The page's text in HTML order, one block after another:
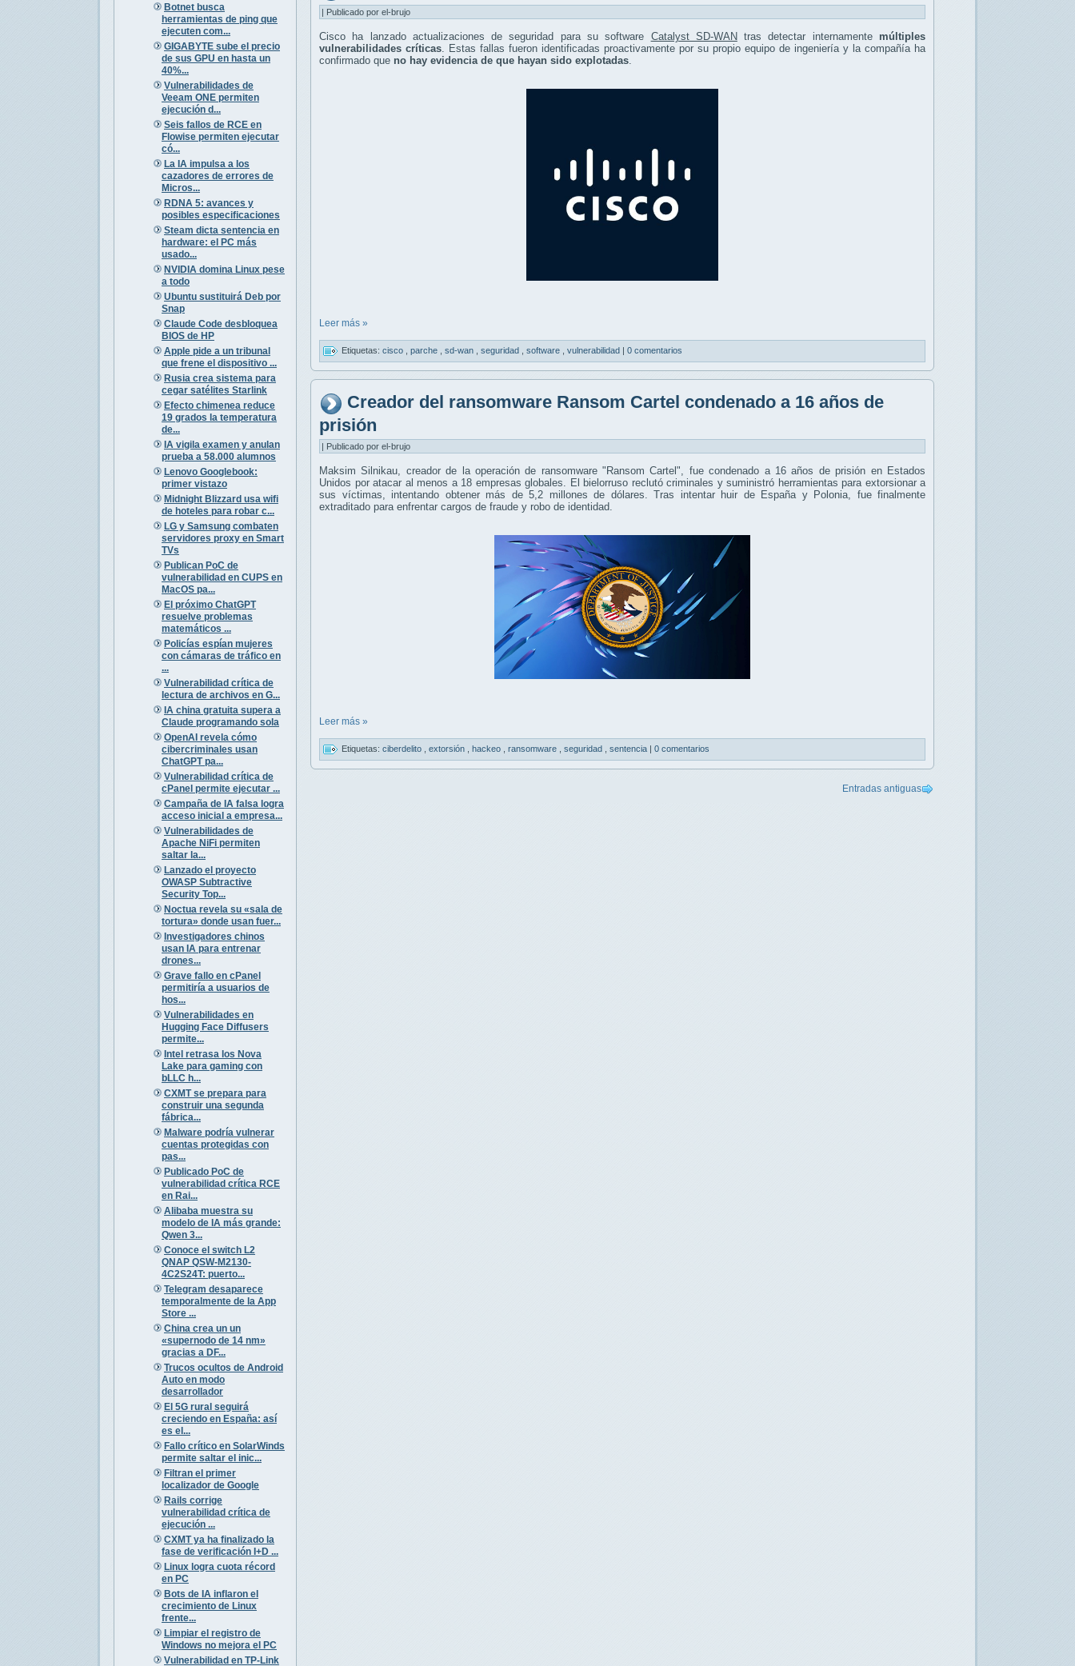
Botnet busca
herramientas de ping que
ejecuten com...
GIGABYTE sube el precio
de sus GPU en hasta un
40%...
Vulnerabilidades de
Veeam ONE permiten
ejecución d...
Seis fallos de RCE en
Flowise permiten ejecutar
có...
La IA impulsa a los
cazadores de errores de
Micros...
RDNA 5: avances y
posibles especificaciones
Steam dicta sentencia en
hardware: el PC más
usado...
NVIDIA domina Linux pese
a todo
Ubuntu sustituirá Deb por
Snap
Claude Code desbloquea
BIOS de HP
Apple pide a un tribunal
que frene el dispositivo ...
Rusia crea sistema para
cegar satélites Starlink
Efecto chimenea reduce
19 grados la temperatura
de...
IA vigila examen y anulan
prueba a 58.000 alumnos
Lenovo Googlebook:
primer vistazo
Midnight Blizzard usa wifi
de hoteles para robar c...
LG y Samsung combaten
servidores proxy en Smart
TVs
Publican PoC de
vulnerabilidad en CUPS en
MacOS pa...
El próximo ChatGPT
resuelve problemas
matemáticos ...
Policías espían mujeres
con cámaras de tráfico en
...
Vulnerabilidad crítica de
lectura de archivos en G...
IA china gratuita supera a
Claude programando sola
OpenAI revela cómo
cibercriminales usan
ChatGPT pa...
Vulnerabilidad crítica de
cPanel permite ejecutar ...
Campaña de IA falsa logra
acceso inicial a empresa...
Vulnerabilidades de
Apache NiFi permiten
saltar la...
Lanzado el proyecto
OWASP Subtractive
Security Top...
Noctua revela su «sala de
tortura» donde usan fuer...
Investigadores chinos
usan IA para entrenar
drones...
Grave fallo en cPanel
permitiría a usuarios de
hos...
Vulnerabilidades en
Hugging Face Diffusers
permite...
Intel retrasa los Nova
Lake para gaming con
bLLC h...
CXMT se prepara para
construir una segunda
fábrica...
Malware podría vulnerar
cuentas protegidas con
pas...
Publicado PoC de
vulnerabilidad crítica RCE
en Rai...
Alibaba muestra su
modelo de IA más grande:
Qwen 3...
Conoce el switch L2
QNAP QSW-M2130-
4C2S24T: puerto...
Telegram desaparece
temporalmente de la App
Store ...
China crea un un
«supernodo de 14 nm»
gracias a DF...
Trucos ocultos de Android
Auto en modo
desarrollador
El 5G rural seguirá
creciendo en España: así
es el...
Fallo crítico en SolarWinds
permite saltar el inic...
Filtran el primer
localizador de Google
Rails corrige
vulnerabilidad crítica de
ejecución ...
CXMT ya ha finalizado la
fase de verificación I+D ...
Linux logra cuota récord
en PC
Bots de IA inflaron el
crecimiento de Linux
frente...
Limpiar el registro de
Windows no mejora el PC
Vulnerabilidad en TP-Link
| Publicado por el-brujo
Cisco ha lanzado actualizaciones de seguridad para su software Catalyst SD-WAN tras detectar internamente múltiples
vulnerabilidades críticas. Estas fallas fueron identificadas proactivamente por su propio equipo de ingeniería y la compañía ha
confirmado que no hay evidencia de que hayan sido explotadas.
Leer más »
Etiquetas: cisco parche sd-wan seguridad software vulnerabilidad | 0 comentarios
Creador del ransomware Ransom Cartel condenado a 16 años de
prisión
| Publicado por el-brujo
Maksim Silnikau, creador de la operación de ransomware "Ransom Cartel", fue condenado a 16 años de prisión en Estados
Unidos por atacar al menos a 18 empresas globales. El bielorruso reclutó criminales y suministró herramientas para extorsionar a
sus víctimas, intentando obtener más de 5,2 millones de dólares. Tras intentar huir de España y Polonia, fue finalmente
extraditado para enfrentar cargos de fraude y robo de identidad.
Leer más »
Etiquetas: ciberdelito extorsión hackeo ransomware seguridad sentencia | 0 comentarios
Entradas antiguas